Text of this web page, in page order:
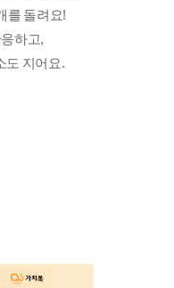
를 돌려요!
하고,
도 지어요.